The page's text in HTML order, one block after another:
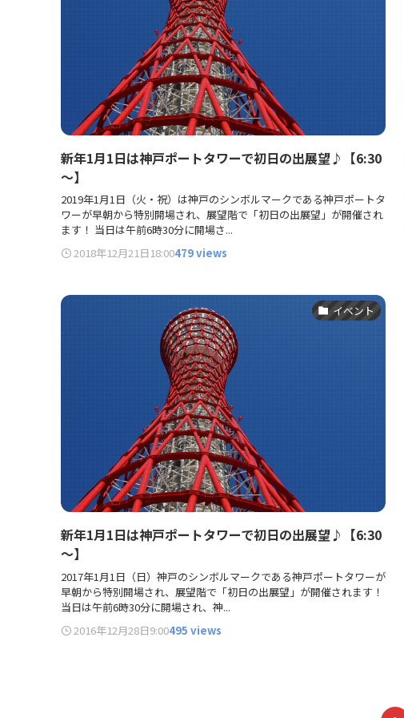
新年1月1日は神戸ポートタワーで初日の出展望♪【6:30
～】
2019年1月1日（火・祝）は神戸のシンボルマークである神戸ポートタ
ワーが早朝から特別開場され、展望階で「初日の出展望」が開催され
ます！ 当日は午前6時30分に開場さ...
2018年12月21日18:00479 views
イベント
新年1月1日は神戸ポートタワーで初日の出展望♪【6:30
～】
2017年1月1日（日）神戸のシンボルマークである神戸ポートタワーが
早朝から特別開場され、展望階で「初日の出展望」が開催されます！
当日は午前6時30分に開場され、神...
2016年12月28日9:00495 views